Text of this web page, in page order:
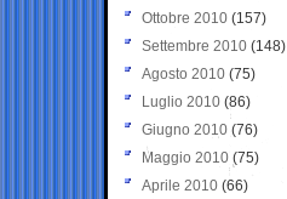
Ottobre 2010 (157)
Settembre 2010 (148)
Agosto 2010 (75)
Luglio 2010 (86)
Giugno 2010 (76)
Maggio 2010 (75)
Aprile 2010 (66)